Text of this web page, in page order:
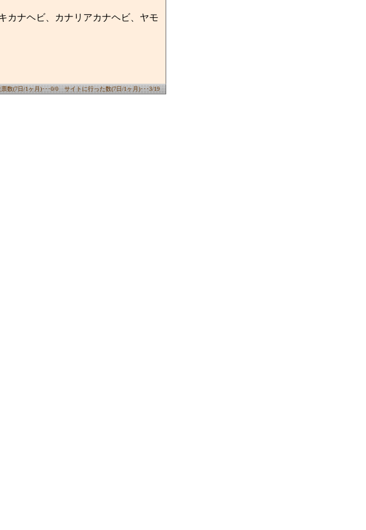
カナヘビ、カナリアカナヘビ、ヤモ
票数(7日/1ヶ月)･･･0/0 サイトに行った数(7日/1ヶ月)･･･3/19